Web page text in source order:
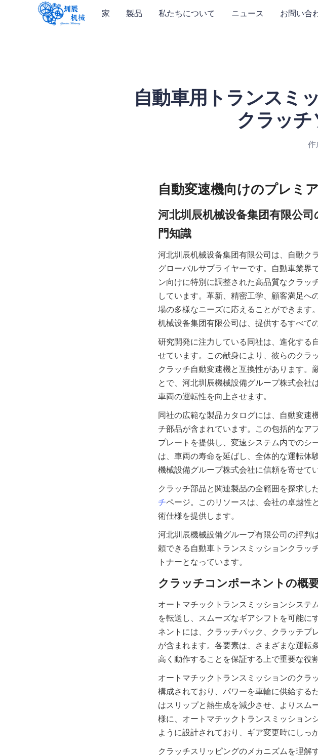
家 製品 私たちについて ニュース お問い合
自動車用トランスミ
クラッ
作
河北圳辰机械设备集团有限公
河北圳辰机械设备集团有限公司は、自動ク
グローバルサプライヤーです。自動車業界
ン向けに特別に調整された高品質なクラッ
しています。革新、精密工学、顧客満足
場の多様なニーズに応えることができます
机械设备集团有限公司は、提供するすべて
研究開発に注力している同社は、進化する
せています。この献身により、彼らのクラ
クラッチ自動変速機と互換性があります。
とで、河北圳辰機械設備グループ株式会社
同社の広範な製品カタログには、自動変速
チ部品が含まれています。この包括的なア
プレートを提供し、変速システム内でのシ
は、車両の寿命を延ばし、全体的な運転体
クラッチ部品と関連製品の全範囲を探求し
チページ。このリソースは、会社の卓越性
河北圳辰機械設備グループ有限公司の評判
頼できる自動車トランスミッションクラッ
オートマチックトランスミッションシステ
を転送し、スムーズなギアシフトを可能に
ネントには、クラッチパック、クラッチプ
が含まれます。各要素は、さまざまな運転
オートマチックトランスミッションのクラ
構成されており、パワーを車輪に供給する
はスリップと熱生成を減少させ、よりスム
様に、オートマチックトランスミッション
クラッチスリッピングのメカニズムを理解